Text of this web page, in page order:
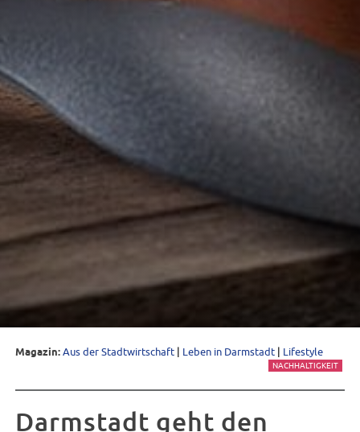
Magazin:Aus der Stadtwirtschaft | Leben in Darmstadt | Lifestyle
NACHHALTIGKEIT
Darmstadt geht den